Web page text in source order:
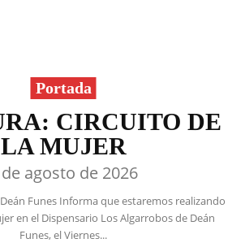
Portada
CIRCUITO DE
LA MUJER
agosto de 2026
Funes Informa que estaremos realizando
en el Dispensario Los Algarrobos de Deán
Funes, el Viernes...